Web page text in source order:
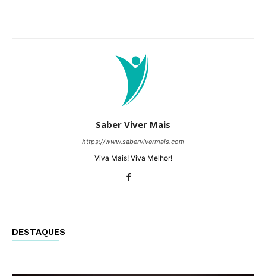
Saber Viver Mais
https://www.sabervivermais.com
Viva Mais! Viva Melhor!
DESTAQUES